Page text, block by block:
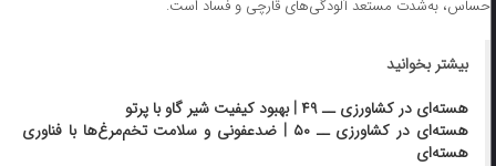
حساس، به‌شدت مستعد آلودگی‌های قارچی و فساد است.
بیشتر بخوانید
هسته‌ای در کشاورزی ــ ۴۹ | بهبود کیفیت شیر گاو با پرتو
هسته‌ای در کشاورزی ــ ۵۰ | ضدعفونی و سلامت تخم‌مرغ‌ها با فناوری
هسته‌ای